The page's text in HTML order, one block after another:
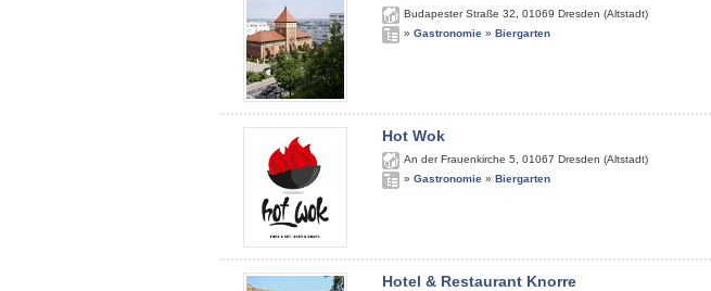
Budapester Straße 32 01069 Dresden (Altstadt)
» Gastronomie » Biergarten
Hot Wok
An der Frauenkirche 5 01067 Dresden (Altstadt)
» Gastronomie » Biergarten
Hotel & Restaurant Knorre